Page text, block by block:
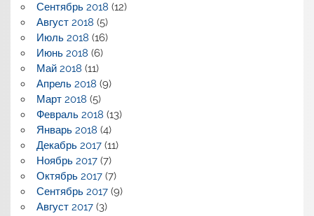
Сентябрь 2018 (12)
Август 2018 (5)
Июль 2018 (16)
Июнь 2018 (6)
Май 2018 (11)
Апрель 2018 (9)
Март 2018 (5)
Февраль 2018 (13)
Январь 2018 (4)
Декабрь 2017(11)
Ноябрь 2017(7)
Октябрь 2017(7)
Сентябрь 2017(9)
Август 2017(3)